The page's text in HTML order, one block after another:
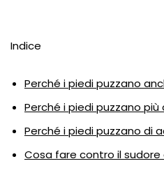
Indice
Perché i piedi puzzano
Perché i piedi puzzano più
Perché i piedi puzzano di
Cosa fare contro il sudore